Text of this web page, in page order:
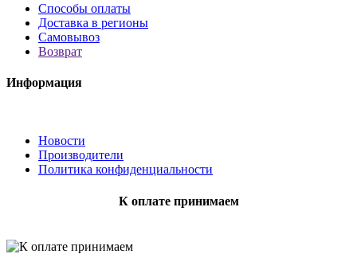
Способы оплаты
Доставка в регионы
Самовывоз
Возврат
Информация
Новости
Производители
Политика конфиденциальности
К оплате принимаем